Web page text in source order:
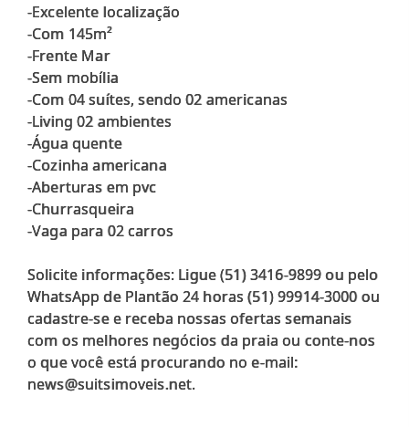
-Excelente localização
-Com 145m²
-Frente Mar
-Sem mobília
-Com 04 suítes, sendo 02 americanas
-Living 02 ambientes
-Água quente
-Cozinha americana
-Aberturas em pvc
-Churrasqueira
-Vaga para 02 carros
Solicite informações: Ligue (51) 3416-9899 ou pelo
WhatsApp de Plantão 24 horas (51) 99914-3000 ou
cadastre-se e receba nossas ofertas semanais
com os melhores negócios da praia ou conte-nos
o que você está procurando no e-mail: